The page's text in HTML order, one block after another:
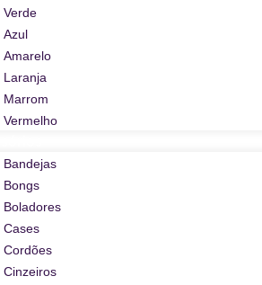
Verde
Azul
Amarelo
Laranja
Marrom
Vermelho
Bandejas
Bongs
Boladores
Cases
Cordões
Cinzeiros